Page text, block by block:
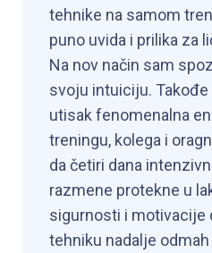
tehnike na samom
puno uvida i prilika za
Na nov način sam
svoju intuiciju.
utisak fenomenalna
treningu, kolega i
da četiri dana
razmene protekne u
sigurnosti i motivacije
tehniku nadalje odmah